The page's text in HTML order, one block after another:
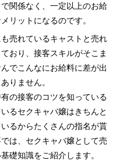
出しOK!
ンション完備
室完備
関係なく、一定以上のお給
リットになるのです。
売れているキャストと売れ
おり、接客スキルがそこま
でこんなにお給料に差が出
りません。
の接客のコツを知っている
るセクキャバ嬢はきちんと
るからたくさんの指名が貰
は、セクキャバ嬢として売
礎知識をご紹介します。